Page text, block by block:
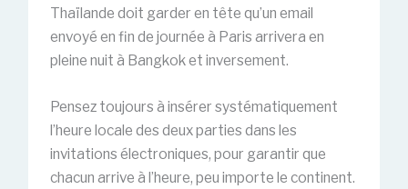
Thaïlande doit garder en tête qu’un email
envoyé en fin de journée à Paris arrivera en
pleine nuit à Bangkok et inversement.
Pensez toujours à insérer systématiquement
l’heure locale des deux parties dans les
invitations électroniques, pour garantir que
chacun arrive à l’heure, peu importe le continent.